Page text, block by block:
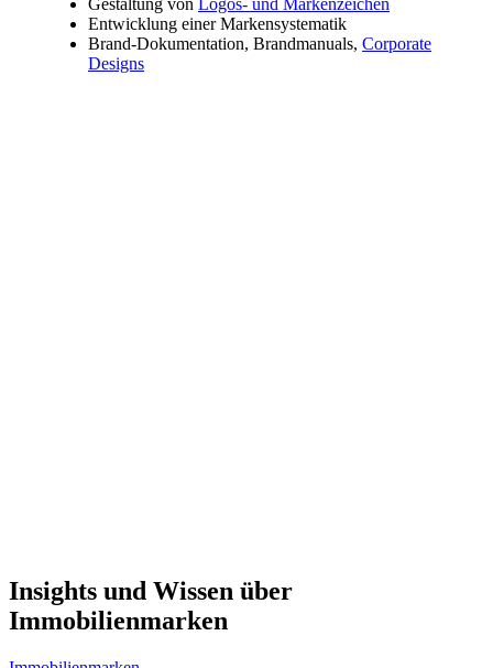
Gestaltung von Logos- und Markenzeichen
Entwicklung einer Markensystematik
Brand-Dokumentation, Brandmanuals, Corporate
Designs
Insights und Wissen über
Immobilienmarken